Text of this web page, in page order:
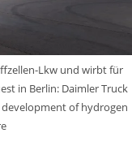
Lkw und wirbt für
in Berlin: Daimler Truck
of hydrogen